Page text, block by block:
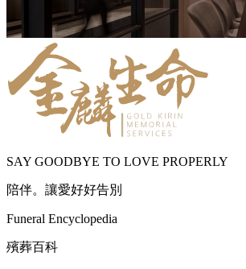
SAY GOODBYE TO LOVE PROPERLY
陪伴。讓愛好好告別
Funeral Encyclopedia
殯葬百科